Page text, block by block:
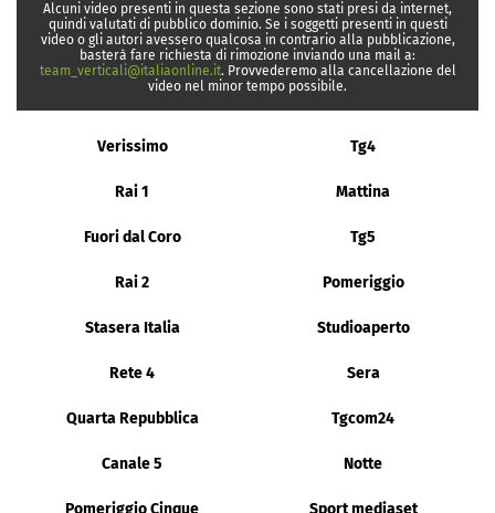
Alcuni video presenti in questa sezione sono stati presi da internet,
quindi valutati di pubblico dominio. Se i soggetti presenti in questi
video o gli autori avessero qualcosa in contrario alla pubblicazione,
basterà fare richiesta di rimozione inviando una mail a:
team_verticali@italiaonline.it. Provvederemo alla cancellazione del
video nel minor tempo possibile.
Verissimo Tg4
Rai 1 Mattina
Fuori dal Coro Tg5
Rai 2 Pomeriggio
Stasera Italia Studioaperto
Rete 4 Sera
Quarta Repubblica Tgcom24
Canale 5 Notte